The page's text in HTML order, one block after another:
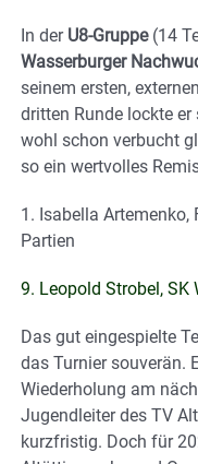
In der U8-Gruppe(14
Wasserburger
seinem ersten,
dritten Runde lockte er
wohl schon verbucht
so ein wertvolles
1. Isabella Artemenko,
Partien
9. Leopold Strobel, SK
Das gut eingespielte
das Turnier souverän.
Wiederholung am
Jugendleiter des TV
kurzfristig. Doch für